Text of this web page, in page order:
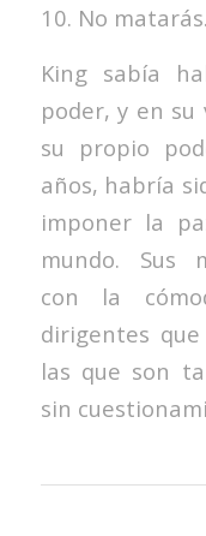
10. No matarás.
King sabía
poder, y en
su propio
años, habría
imponer la
mundo. Sus
con la
dirigentes
las que son
sin